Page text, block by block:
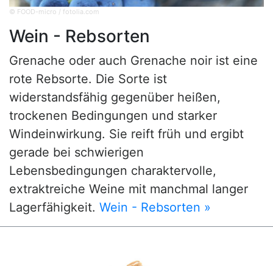
© FOOD-micro / fotolia.com
Wein - Rebsorten
Grenache oder auch Grenache noir ist eine
rote Rebsorte. Die Sorte ist
widerstandsfähig gegenüber heißen,
trockenen Bedingungen und starker
Windeinwirkung. Sie reift früh und ergibt
gerade bei schwierigen
Lebensbedingungen charaktervolle,
extraktreiche Weine mit manchmal langer
Lagerfähigkeit. Wein - Rebsorten »